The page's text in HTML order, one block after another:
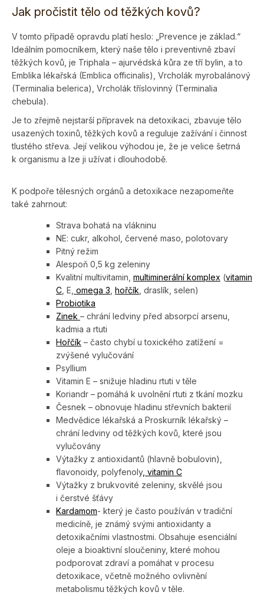
Jak pročistit tělo od těžkých kovů?
V tomto případě opravdu platí heslo: „Prevence je základ.“
Ideálním pomocníkem, který naše tělo i preventivně zbaví
těžkých kovů, je Triphala – ajurvédská kůra ze tří bylin, a to
Emblika lékařská (Emblica officinalis), Vrcholák myrobalánový
(Terminalia belerica), Vrcholák tříslovinný (Terminalia
chebula).
Je to zřejmě nejstarší přípravek na detoxikaci, zbavuje tělo
usazených toxinů, těžkých kovů a reguluje zažívání i činnost
tlustého střeva. Její velikou výhodou je, že je velice šetrná
k organismu a lze ji užívat i dlouhodobě.
K podpoře tělesných orgánů a detoxikace nezapomeňte
také zahrnout:
Strava bohatá na vlákninu
NE: cukr, alkohol, červené maso, polotovary
Pitný režim
Alespoň 0,5 kg zeleniny
Kvalitní multivitamin, multiminerální komplex (vitamin
C , E, omega 3 hořčík , draslík, selen)
Probiotika
Zinek – chrání ledviny před absorpcí arsenu,
kadmia a rtuti
Hořčík – často chybí u toxického zatížení =
zvýšené vylučování
Psyllium
Vitamin E – snižuje hladinu rtuti v těle
Koriandr – pomáhá k uvolnění rtuti z tkání mozku
Česnek – obnovuje hladinu střevních bakterií
Medvědice lékařská a Proskurník lékařský –
chrání ledviny od těžkých kovů, které jsou
vylučovány
Výtažky z antioxidantů (hlavně bobulovin),
flavonoidy, polyfenoly, vitamin C
Výtažky z brukvovité zeleniny, skvělé jsou
i čerstvé šťávy
Kardamom- který je často používán v tradiční
medicíně, je známý svými antioxidanty a
detoxikačními vlastnostmi. Obsahuje esenciální
oleje a bioaktivní sloučeniny, které mohou
podporovat zdraví a pomáhat v procesu
detoxikace, včetně možného ovlivnění
metabolismu těžkých kovů v těle.